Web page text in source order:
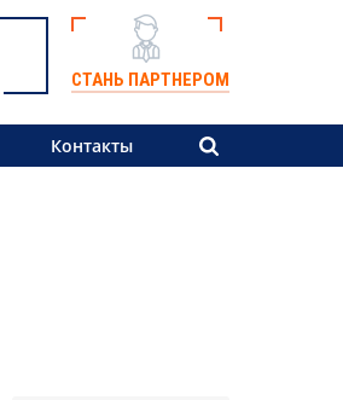
СТАНЬ ПАРТНЕРОМ
Контакты